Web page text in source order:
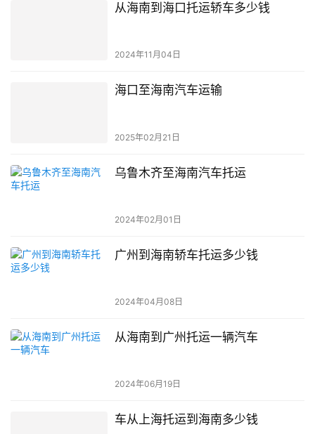
从海南到海口托运轿车多少钱
2024年11月04日
海口至海南汽车运输
2025年02月21日
乌鲁木齐至海南汽车托运
2024年02月01日
广州到海南轿车托运多少钱
2024年04月08日
从海南到广州托运一辆汽车
2024年06月19日
车从上海托运到海南多少钱